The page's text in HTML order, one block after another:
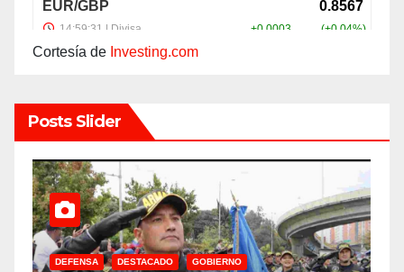
Cortesía de Investing.com
Posts Slider
DEFENSA DESTACADO GOBIERNO